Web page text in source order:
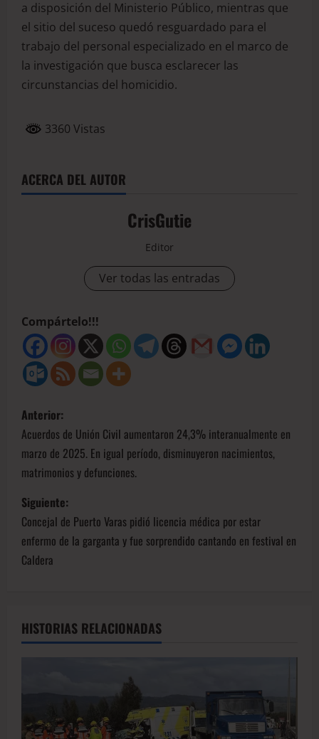
a disposición del Ministerio Público, mientras que
el sitio del suceso quedó resguardado para el
trabajo del personal especializado en el marco de
la investigación que busca esclarecer las
circunstancias del homicidio.
3360 Vistas
ACERCA DEL AUTOR
CrisGutie
Editor
Ver todas las entradas
Compártelo!!!
Anterior:
Acuerdos de Unión Civil aumentaron 24,3% interanualmente en
marzo de 2025. En igual período, disminuyeron nacimientos,
matrimonios y defunciones.
Siguiente:
Concejal de Puerto Varas pidió licencia médica por estar
enfermo de la garganta y fue sorprendido cantando en festival en
Caldera
HISTORIAS RELACIONADAS